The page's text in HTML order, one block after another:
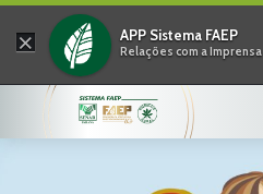
× APP Sistema FAEP
Relações com a Imprensa